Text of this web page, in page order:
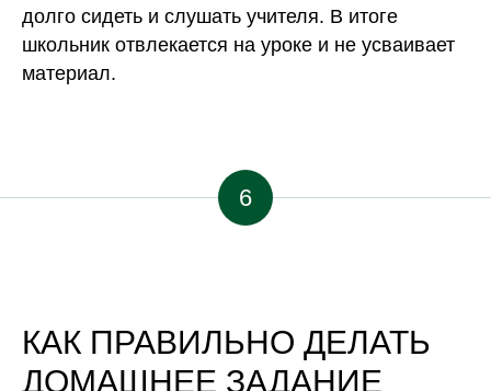
долго сидеть и слушать учителя. В итоге
школьник отвлекается на уроке и не усваивает
материал.
6
КАК ПРАВИЛЬНО ДЕЛАТЬ
ДОМАШНЕЕ ЗАДАНИЕ